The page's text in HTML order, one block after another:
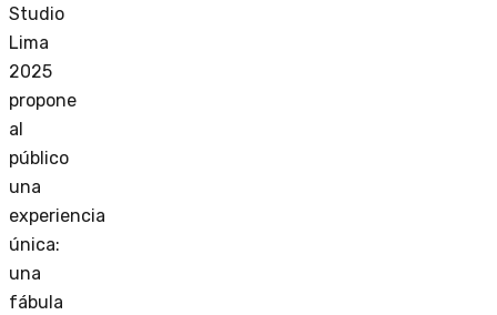
Studio
Lima
2025
propone
al
público
una
experiencia
única:
una
fábula